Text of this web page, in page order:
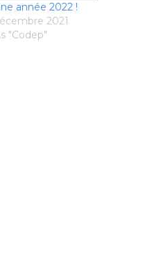
année 2022 !
2021
"Codep"